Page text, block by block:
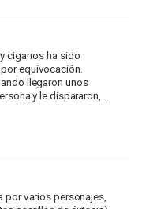
cigarros ha sido
equivocación.
llegaron unos
y le dispararon, ...
por varios personajes,